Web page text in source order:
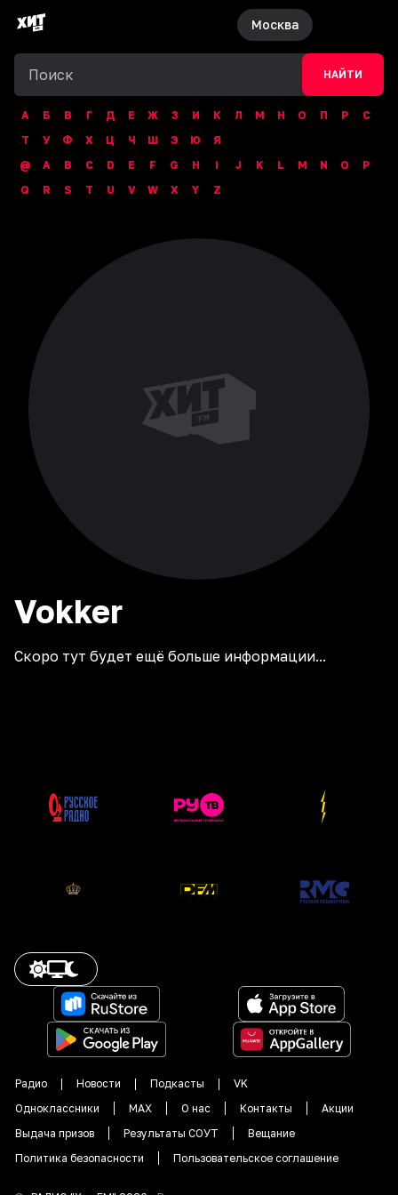
Москва
НАЙТИ
А Б В Г Д Е Ж З И К Л М Н О П Р
С
Т
У Ф Х Ц Ч Ш Э Ю
Я
@
A B C D E F G H I J K L M N O
P
Q
R S T U V W X Y Z
Vokker
Скоро тут будет ещё больше информации...
Радио Новости Подкасты
VK
Одноклассники
MAX О нас Контакты
Акции
Выдача призов
Результаты СОУТ
Вещание
Политика безопасности
Пользовательское соглашение